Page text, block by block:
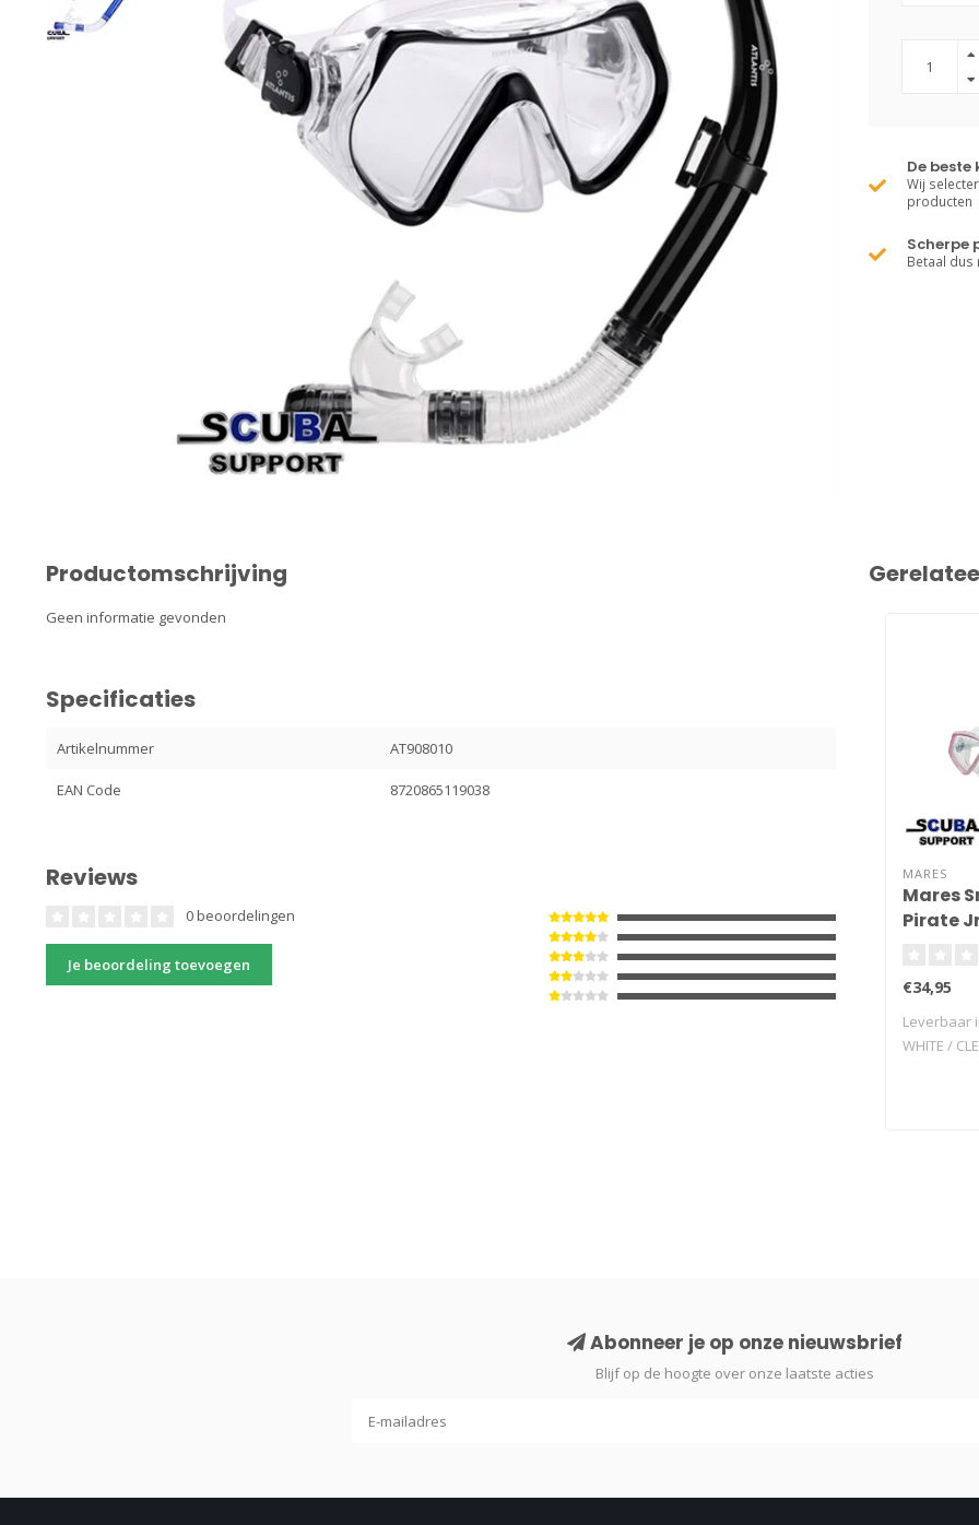
De beste
Wij
producten
Scherpe
Betaal dus
Productomschrijving
Geen informatie gevonden
Specificaties
Artikelnummer AT908010
EAN Code 8720865119038
Reviews
0 beoordelingen
Je beoordeling toevoegen
MARES
Mares
Pirate
€34,95
Leverbaar
WHITE /
Abonneer je op onze nieuwsbrief
Blijf op de hoogte over onze laatste acties